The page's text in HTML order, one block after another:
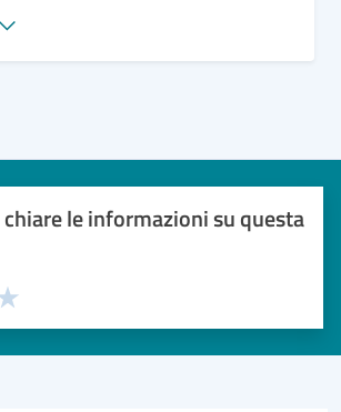
le informazioni su questa
5 stelle su 5
4 stelle su 5
su 5
su 5
5